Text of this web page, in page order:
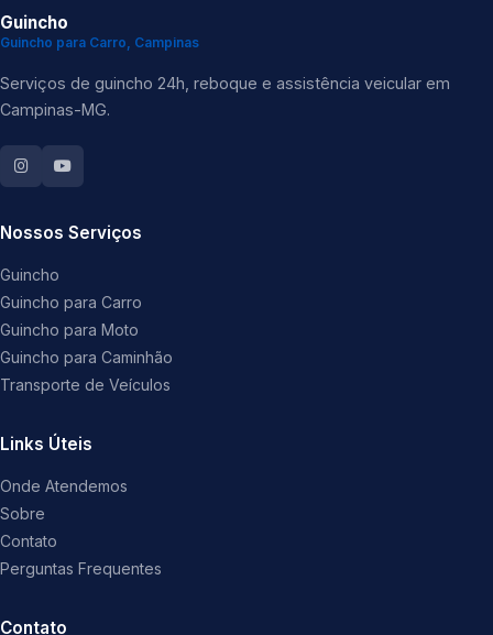
Guincho
Guincho para Carro, Campinas
Serviços de guincho 24h, reboque e assistência veicular em
Campinas-MG.
Nossos Serviços
Guincho
Guincho para Carro
Guincho para Moto
Guincho para Caminhão
Transporte de Veículos
Links Úteis
Onde Atendemos
Sobre
Contato
Perguntas Frequentes
Contato